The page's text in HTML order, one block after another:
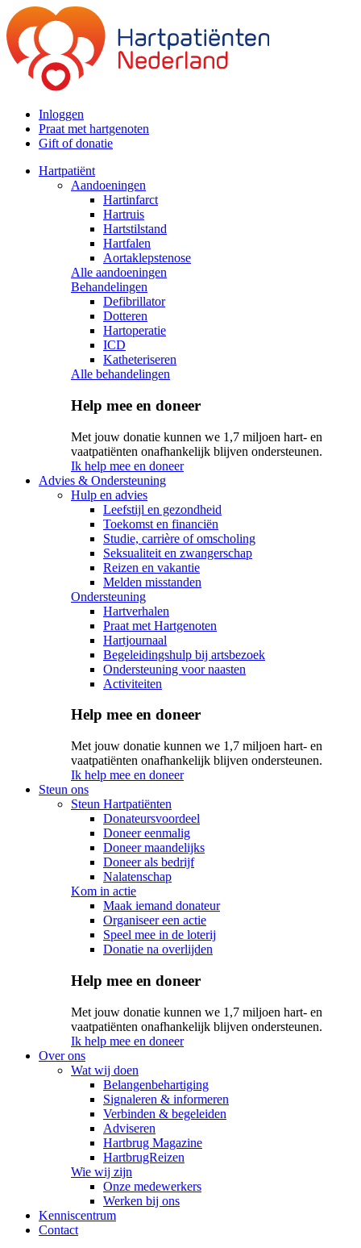
Inloggen
Praat met hartgenoten
Gift of donatie
Hartpatiënt
Aandoeningen
Hartinfarct
Hartruis
Hartstilstand
Hartfalen
Aortaklepstenose
Alle aandoeningen
Behandelingen
Defibrillator
Dotteren
Hartoperatie
ICD
Katheteriseren
Alle behandelingen
Help mee en doneer
Met jouw donatie kunnen we 1,7 miljoen hart- en
vaatpatiënten onafhankelijk blijven ondersteunen.
Ik help mee en doneer
Advies & Ondersteuning
Hulp en advies
Leefstijl en gezondheid
Toekomst en financiën
Studie, carrière of omscholing
Seksualiteit en zwangerschap
Reizen en vakantie
Melden misstanden
Ondersteuning
Hartverhalen
Praat met Hartgenoten
Hartjournaal
Begeleidingshulp bij artsbezoek
Ondersteuning voor naasten
Activiteiten
Help mee en doneer
Met jouw donatie kunnen we 1,7 miljoen hart- en
vaatpatiënten onafhankelijk blijven ondersteunen.
Ik help mee en doneer
Steun ons
Steun Hartpatiënten
Donateursvoordeel
Doneer eenmalig
Doneer maandelijks
Doneer als bedrijf
Nalatenschap
Kom in actie
Maak iemand donateur
Organiseer een actie
Speel mee in de loterij
Donatie na overlijden
Help mee en doneer
Met jouw donatie kunnen we 1,7 miljoen hart- en
vaatpatiënten onafhankelijk blijven ondersteunen.
Ik help mee en doneer
Over ons
Wat wij doen
Belangenbehartiging
Signaleren & informeren
Verbinden & begeleiden
Adviseren
Hartbrug Magazine
HartbrugReizen
Wie wij zijn
Onze medewerkers
Werken bij ons
Kenniscentrum
Contact